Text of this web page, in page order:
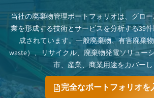
当社の廃棄物管理ポートフォリオは、グロ
業を形成する技術とサービスを分析する39
成されています。一般廃棄物、有害廃棄
waste）、リサイクル、廃棄物発電ソリュー
市、産業、商業用途をカバーし
完全なポートフォリオを